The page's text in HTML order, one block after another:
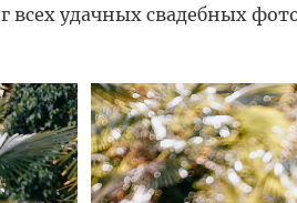
всех удачных свадебных